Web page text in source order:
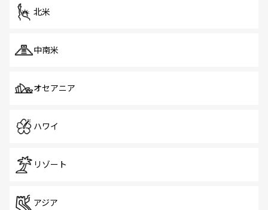
北米
中南米
オセアニア
ハワイ
リゾート
アジア